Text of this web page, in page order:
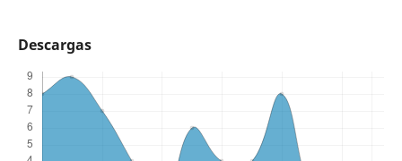
Descargas